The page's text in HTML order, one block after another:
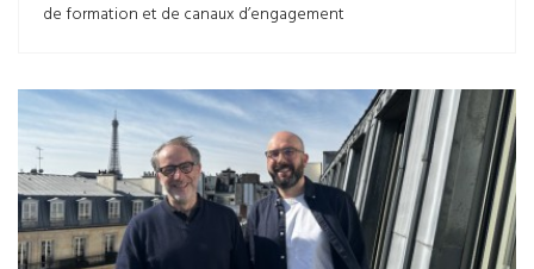
de formation et de canaux d’engagement